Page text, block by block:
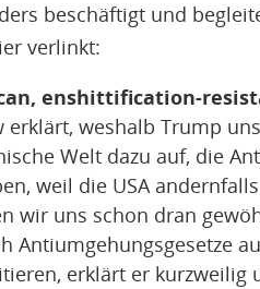
beschäftigt und
verlinkt:
enshittification-
erklärt, weshalb Trump
Welt dazu auf, die
weil die USA
wir uns schon dran
Antiumgehungsgesetze
erklärt er kurzweilig